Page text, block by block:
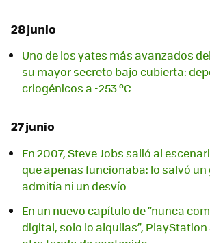
28 junio
Uno de los yates más avanzados
su mayor secreto bajo cubierta:
criogénicos a -253 ºC
27 junio
En 2007, Steve Jobs salió al
que apenas funcionaba: lo salvó un
admitía ni un desvío
En un nuevo capítulo de “nunca
digital, solo lo alquilas”,